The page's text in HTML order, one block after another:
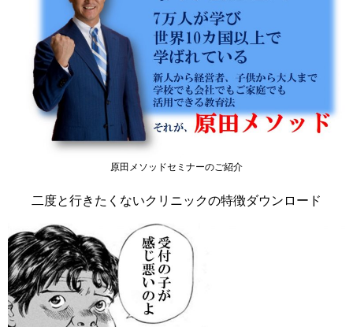
原田メソッドセミナーのご紹介
二度と行きたくないクリニックの特徴ダウンロード